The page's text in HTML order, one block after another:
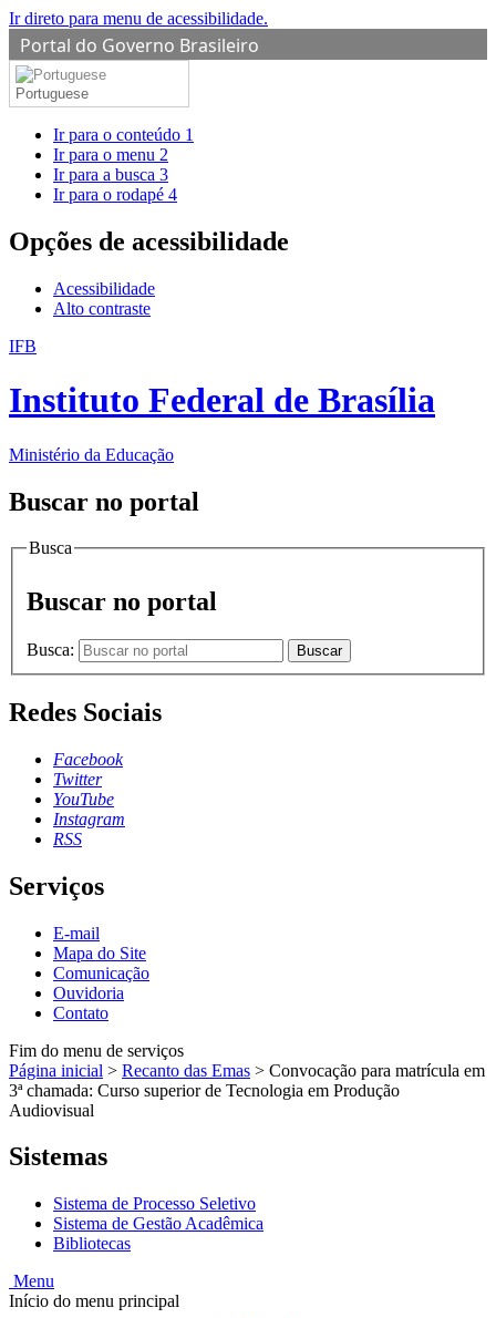
Ir direto para menu de acessibilidade.
Portal do Governo Brasileiro
Portuguese
Ir para o conteúdo 1
Ir para o menu 2
Ir para a busca 3
Ir para o rodapé 4
Opções de acessibilidade
Acessibilidade
Alto contraste
IFB
Instituto Federal de Brasília
Ministério da Educação
Buscar no portal
Busca
Buscar no portal
Busca: Buscar
Redes Sociais
Facebook
Twitter
YouTube
Instagram
RSS
Serviços
E-mail
Mapa do Site
Comunicação
Ouvidoria
Contato
Fim do menu de serviços
Página inicial > Recanto das Emas > Convocação para matrícula em
3ª chamada: Curso superior de Tecnologia em Produção
Audiovisual
Sistemas
Sistema de Processo Seletivo
Sistema de Gestão Acadêmica
Bibliotecas
Menu
Início do menu principal